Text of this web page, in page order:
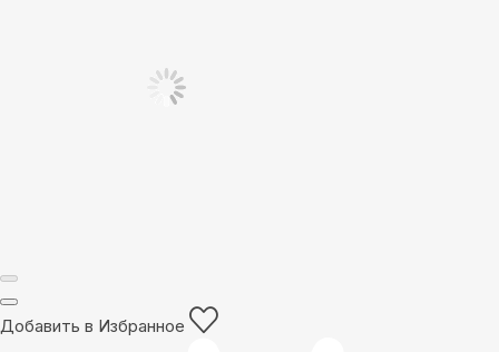
Добавить в Избранное